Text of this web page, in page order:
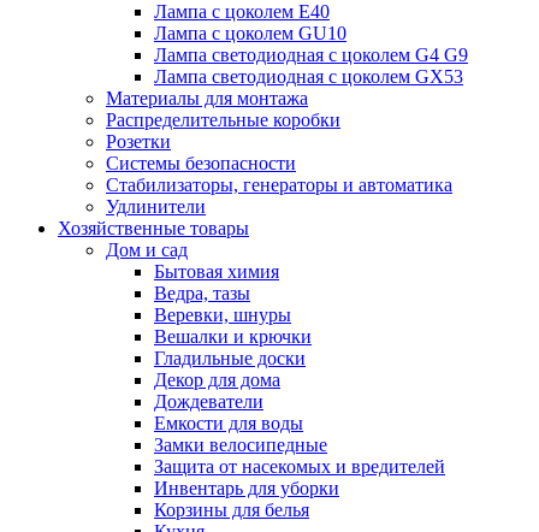
Лампа с цоколем E40
Лампа с цоколем GU10
Лампа светодиодная с цоколем G4 G9
Лампа светодиодная с цоколем GX53
Материалы для монтажа
Распределительные коробки
Розетки
Системы безопасности
Стабилизаторы, генераторы и автоматика
Удлинители
Хозяйственные товары
Дом и сад
Бытовая химия
Ведра, тазы
Веревки, шнуры
Вешалки и крючки
Гладильные доски
Декор для дома
Дождеватели
Емкости для воды
Замки велосипедные
Защита от насекомых и вредителей
Инвентарь для уборки
Корзины для белья